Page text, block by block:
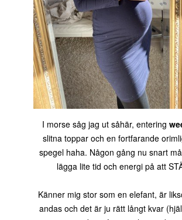
I morse såg jag ut såhär, entering
slitna toppar och en fortfarande
spegel haha. Någon gång nu snart
lägga lite tid och energi på att
Känner mig stor som en elefant, är
andas och det är ju rätt långt kvar